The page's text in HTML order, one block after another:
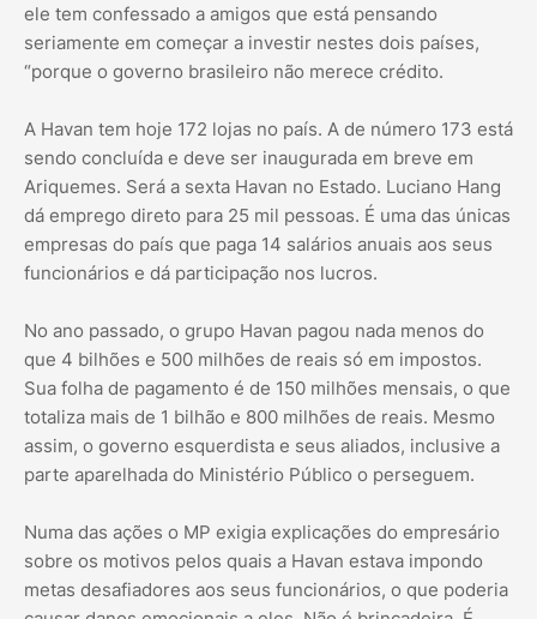
ele tem confessado a amigos que está pensando
seriamente em começar a investir nestes dois países,
“porque o governo brasileiro não merece crédito.
A Havan tem hoje 172 lojas no país. A de número 173 está
sendo concluída e deve ser inaugurada em breve em
Ariquemes. Será a sexta Havan no Estado. Luciano Hang
dá emprego direto para 25 mil pessoas. É uma das únicas
empresas do país que paga 14 salários anuais aos seus
funcionários e dá participação nos lucros.
No ano passado, o grupo Havan pagou nada menos do
que 4 bilhões e 500 milhões de reais só em impostos.
Sua folha de pagamento é de 150 milhões mensais, o que
totaliza mais de 1 bilhão e 800 milhões de reais. Mesmo
assim, o governo esquerdista e seus aliados, inclusive a
parte aparelhada do Ministério Público o perseguem.
Numa das ações o MP exigia explicações do empresário
sobre os motivos pelos quais a Havan estava impondo
metas desafiadores aos seus funcionários, o que poderia